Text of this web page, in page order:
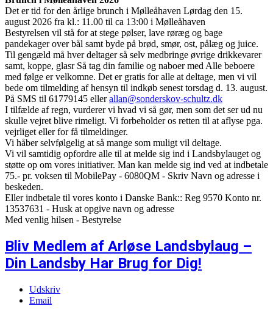
Det er tid for den årlige brunch i Mølleåhaven Lørdag den 15.
august 2026 fra kl.: 11.00 til ca 13:00 i Mølleåhaven
Bestyrelsen vil stå for at stege pølser, lave røræg og bage
pandekager over bål samt byde på brød, smør, ost, pålæg og juice.
Til gengæld må hver deltager så selv medbringe øvrige drikkevarer
samt, koppe, glasr Så tag din familie og naboer med Alle beboere
med følge er velkomne. Det er gratis for alle at deltage, men vi vil
bede om tilmelding af hensyn til indkøb senest torsdag d. 13. august.
På SMS til 61779145 ellerallan@sonderskov-schultz.dk
I tilfælde af regn, vurderer vi hvad vi så gør, men som det ser ud nu
skulle vejret blive rimeligt. Vi forbeholder os retten til at aflyse pga.
vejrliget eller for få tilmeldinger.
Vi håber selvfølgelig at så mange som muligt vil deltage.
Vi vil samtidig opfordre alle til at melde sig ind i Landsbylauget og
støtte op om vores initiativer. Man kan melde sig ind ved at indbetale
75.- pr. voksen til MobilePay - 6080QM - Skriv Navn og adresse i
beskeden.
Eller indbetale til vores konto i Danske Bank:: Reg 9570 Konto nr.
13537631 - Husk at opgive navn og adresse
Med venlig hilsen - Bestyrelse
Bliv Medlem af Arløse Landsbylaug –
Din Landsby Har Brug for Dig!
Udskriv
Email